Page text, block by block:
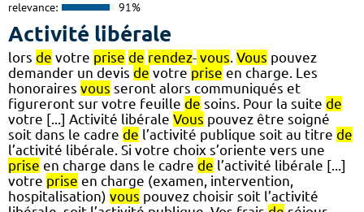
relevance: 91%
Activité libérale
lors de votre prise de rendez- vous. Vous pouvez
demander un devis de votre prise en charge. Les
honoraires vous seront alors communiqués et
figureront sur votre feuille de soins. Pour la suite de
votre [...] Activité libérale Vous pouvez être soigné
soit dans le cadre de l’activité publique soit au titre de
l’activité libérale. Si votre choix s’oriente vers une
prise en charge dans le cadre de l’activité libérale [...]
votre prise en charge (examen, intervention,
hospitalisation) vous pouvez choisir soit l’activité